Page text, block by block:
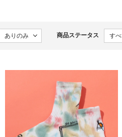
商品ステータス